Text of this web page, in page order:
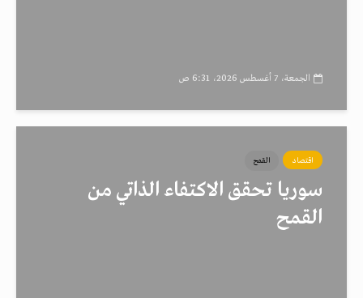
الجمعة، 7 أغسطس 2026، 6:31 ص
اقتصاد القمح
سوريا تحقق الاكتفاء الذاتي من
القمح